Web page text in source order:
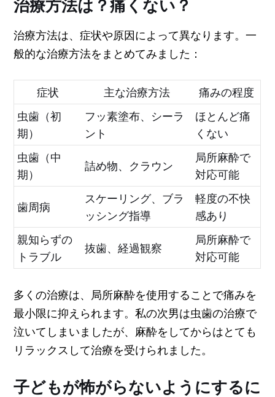
治療方法は？痛くない？
治療方法は、症状や原因によって異なります。一
般的な治療方法をまとめてみました：
症状 主な治療方法
痛みの程度
虫歯（初
期）
フッ素塗布、シーラ
ント
ほとんど痛
くない
虫歯（中
期）
詰め物、クラウン
局所麻酔で
対応可能
歯周病
スケーリング、ブラ
ッシング指導
軽度の不快
感あり
親知らずの
トラブル
抜歯、経過観察
局所麻酔で
対応可能
多くの治療は、局所麻酔を使用することで痛みを
最小限に抑えられます。私の次男は虫歯の治療で
泣いてしまいましたが、麻酔をしてからはとても
リラックスして治療を受けられました。
子どもが怖がらないようにするに